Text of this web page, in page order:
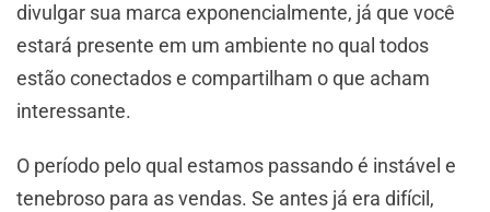
divulgar sua marca exponencialmente, já que você
estará presente em um ambiente no qual todos
estão conectados e compartilham o que acham
interessante.
O período pelo qual estamos passando é instável e
tenebroso para as vendas. Se antes já era difícil,